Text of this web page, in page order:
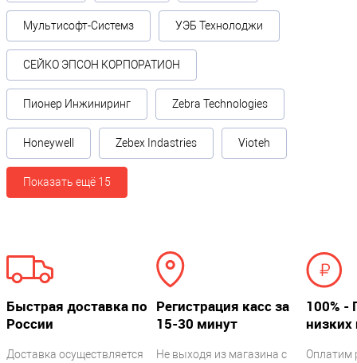
Мультисофт-Системз УЭБ Технолоджи
СЕЙКО ЭПСОН КОРПОРАТИОН
Пионер Инжиниринг Zebra Technologies
Honeywell Zebex Indastries Vioteh
Показать ещё 15
Быстрая доставка по
России
Доставка осуществляется
Регистрация касс за
15-30 минут
Не выходя из магазина с
100% -
низких
Оплатим